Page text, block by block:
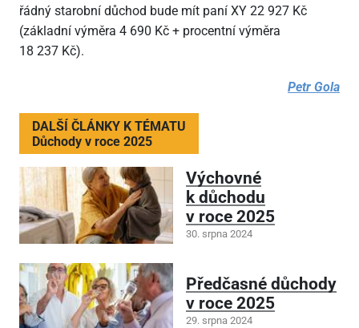
řádný starobní důchod bude mít paní XY 22 927 Kč
(základní výměra 4 690 Kč + procentní výměra
18 237 Kč).
Petr Gola
DALŠÍ ČLÁNKY K TÉMATU
Důchody v roce 2025
Výchovné
k důchodu
v roce 2025
30. srpna 2024
Předčasné důchody
v roce 2025
29. srpna 2024